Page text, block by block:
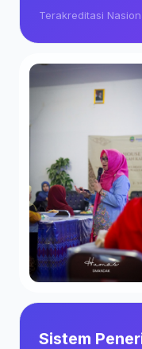
Terakreditasi
Sistem